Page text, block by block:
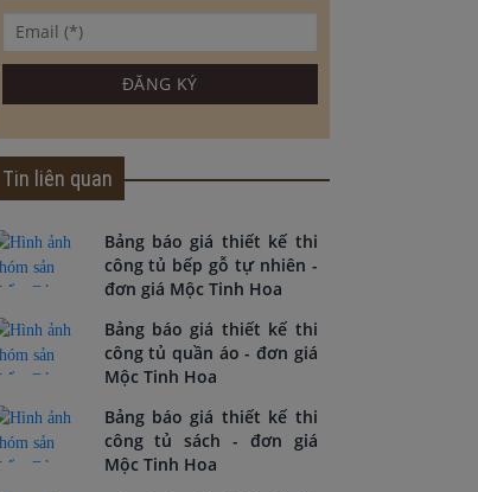
Tin liên quan
Bảng báo giá thiết kế thi
công tủ bếp gỗ tự nhiên -
đơn giá Mộc Tinh Hoa
Bảng báo giá thiết kế thi
công tủ quần áo - đơn giá
Mộc Tinh Hoa
Bảng báo giá thiết kế thi
công tủ sách - đơn giá
Mộc Tinh Hoa